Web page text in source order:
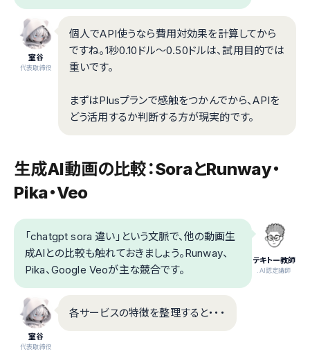
室谷
代表取締役
個人でAPI使うなら費用対効果を計算してから
ですね。1秒0.10ドル〜0.50ドルは、試用目的では
重いです。
まずはPlusプランで感触をつかんでから、APIを
どう活用するか判断する方が現実的です。
生成AI動画の比較：SoraとRunway・
Pika・Veo
テキトー教師
.AI認定講師
「chatgpt sora 違い」という文脈で、他の動画生
成AIとの比較も触れておきましょう。Runway、
Pika、Google Veoが主な競合です。
室谷
代表取締役
各サービスの特徴を整理すると・・・